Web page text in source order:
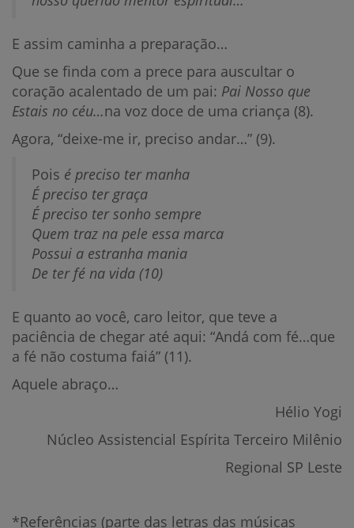
E assim caminha a preparação…
Que se finda com a prece para auscultar o
coração acalentado de um pai: Pai Nosso que
Estais no céu…na voz doce de uma criança (8).
Agora, “deixe-me ir, preciso andar…” (9).
Pois é preciso ter manha
É preciso ter graça
É preciso ter sonho sempre
Quem traz na pele essa marca
Possui a estranha mania
De ter fé na vida (10)
E quanto ao você, caro leitor, que teve a
paciência de chegar até aqui: “Andá com fé…que
a fé não costuma faiá” (11).
Aquele abraço…
Hélio Yogi
Núcleo Assistencial Espírita Terceiro Milênio
Regional SP Leste
*Referências (parte das letras das músicas